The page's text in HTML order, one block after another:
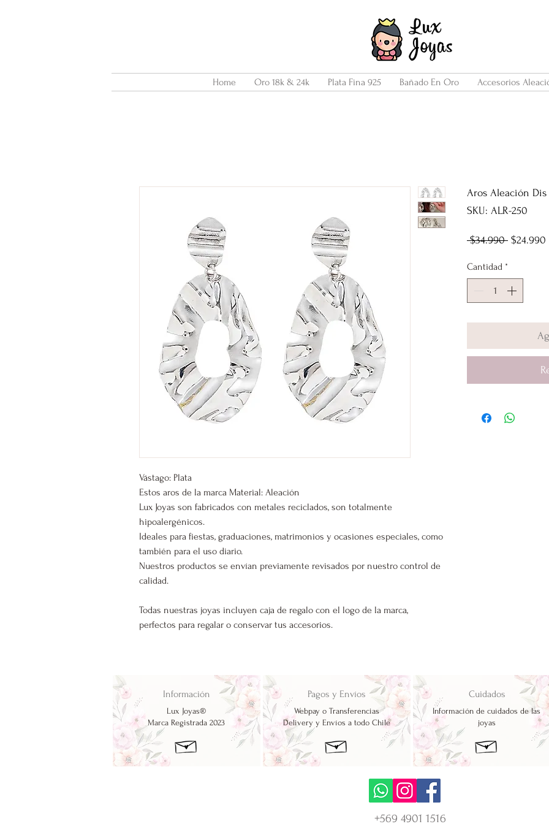
Home Oro 18k & 24k Plata Fina 925 Bañado En Oro Accesorios
Vástago: Plata
Estos aros de la marca Material: Aleación
Lux Joyas son fabricados con metales reciclados, son totalmente
hipoalergénicos.
Ideales para fiestas, graduaciones, matrimonios y ocasiones especiales, como
también para el uso diario.
Nuestros productos se envían previamente revisados por nuestro control de
calidad.
Todas nuestras joyas incluyen caja de regalo con el logo de la marca,
perfectos para regalar o conservar tus accesorios.
Aros Aleación
SKU: ALR-250
$34.990 Precio
$24.990
Cantidad *
Información
Lux Joyas®
Marca Registrada 2023
Pagos y Envíos
Webpay o Transferencias
Delivery y Envíos a todo Chile
Cuidados
Información de cuidados de las
joyas
+569 4901 1516